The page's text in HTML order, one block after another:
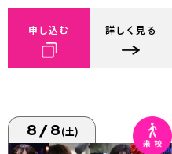
申し込む 詳しく見る
8/8(土)